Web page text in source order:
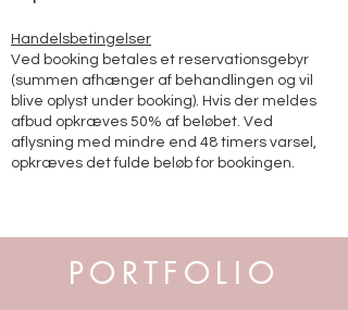
Handelsbetingelser
Ved booking betales et reservationsgebyr
(summen afhænger af behandlingen og vil
blive oplyst under booking). Hvis der meldes
afbud opkræves 50% af beløbet. Ved
aflysning med mindre end 48 timers varsel,
opkræves det fulde beløb for bookingen.
PORTFOLIO